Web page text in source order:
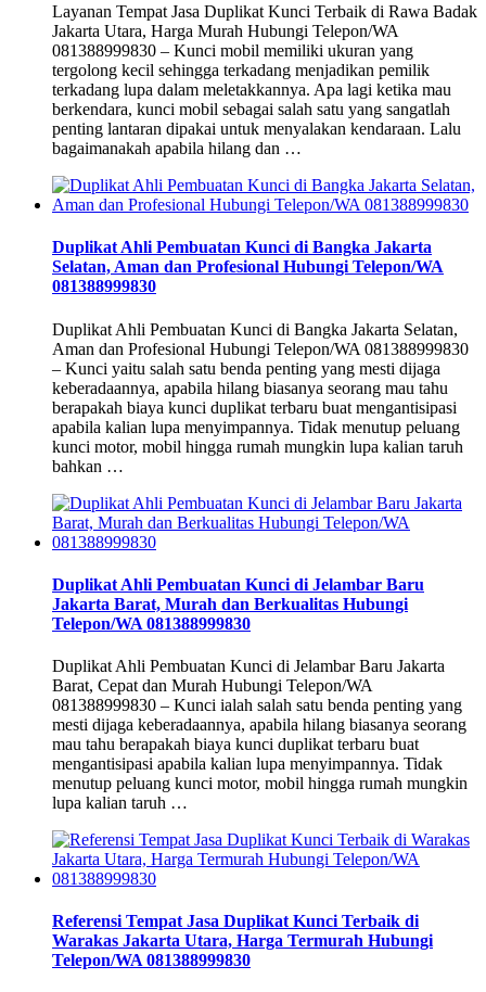
Layanan Tempat Jasa Duplikat Kunci Terbaik di Rawa Badak
Jakarta Utara, Harga Murah Hubungi Telepon/WA
081388999830 – Kunci mobil memiliki ukuran yang
tergolong kecil sehingga terkadang menjadikan pemilik
terkadang lupa dalam meletakkannya. Apa lagi ketika mau
berkendara, kunci mobil sebagai salah satu yang sangatlah
penting lantaran dipakai untuk menyalakan kendaraan. Lalu
bagaimanakah apabila hilang dan …
Duplikat Ahli Pembuatan Kunci di Bangka Jakarta
Selatan, Aman dan Profesional Hubungi Telepon/WA
081388999830
Duplikat Ahli Pembuatan Kunci di Bangka Jakarta Selatan,
Aman dan Profesional Hubungi Telepon/WA 081388999830
– Kunci yaitu salah satu benda penting yang mesti dijaga
keberadaannya, apabila hilang biasanya seorang mau tahu
berapakah biaya kunci duplikat terbaru buat mengantisipasi
apabila kalian lupa menyimpannya. Tidak menutup peluang
kunci motor, mobil hingga rumah mungkin lupa kalian taruh
bahkan …
Duplikat Ahli Pembuatan Kunci di Jelambar Baru
Jakarta Barat, Murah dan Berkualitas Hubungi
Telepon/WA 081388999830
Duplikat Ahli Pembuatan Kunci di Jelambar Baru Jakarta
Barat, Cepat dan Murah Hubungi Telepon/WA
081388999830 – Kunci ialah salah satu benda penting yang
mesti dijaga keberadaannya, apabila hilang biasanya seorang
mau tahu berapakah biaya kunci duplikat terbaru buat
mengantisipasi apabila kalian lupa menyimpannya. Tidak
menutup peluang kunci motor, mobil hingga rumah mungkin
lupa kalian taruh …
Referensi Tempat Jasa Duplikat Kunci Terbaik di
Warakas Jakarta Utara, Harga Termurah Hubungi
Telepon/WA 081388999830